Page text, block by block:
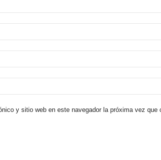
y sitio web en este navegador la próxima vez que